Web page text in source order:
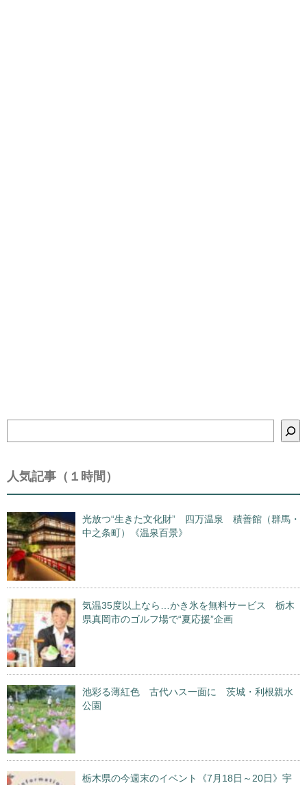
索
人気記事（１時間）
光放つ“生きた文化財” 四万温泉 積善館（群馬・
中之条町）《温泉百景》
気温35度以上なら…かき氷を無料サービス 栃木
県真岡市のゴルフ場で“夏応援”企画
池彩る薄紅色 古代ハス一面に 茨城・利根親水
公園
栃木県の今週末のイベント《7月18日～20日》宇